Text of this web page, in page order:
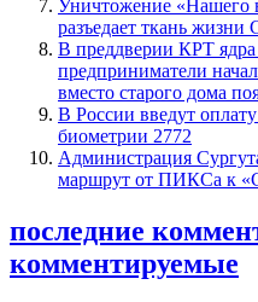
​Уничтожение «Нашего
разъедает ткань жизни
​В преддверии КРТ ядра
предприниматели
вместо старого дома
В России введут
биометрии 2772
​Администрация
маршрут от ПИКСа к
последние
комментируемые